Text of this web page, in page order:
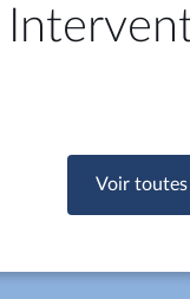
Voir